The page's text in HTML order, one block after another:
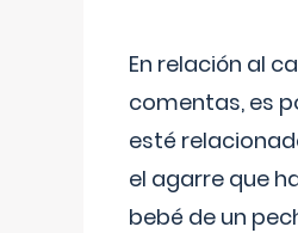
En relación al
comentas, es
esté
el agarre que
bebé de un